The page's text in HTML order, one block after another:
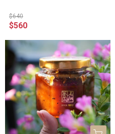
$640
$560